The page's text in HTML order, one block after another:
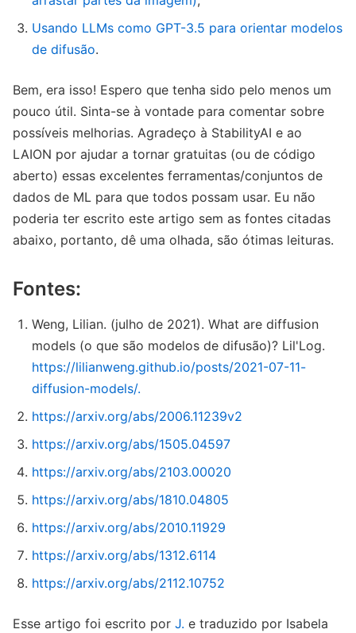
Usando LLMs como GPT-3.5 para orientar modelos
de difusão.
Bem, era isso! Espero que tenha sido pelo menos um
pouco útil. Sinta-se à vontade para comentar sobre
possíveis melhorias. Agradeço à StabilityAI e ao
LAION por ajudar a tornar gratuitas (ou de código
aberto) essas excelentes ferramentas/conjuntos de
dados de ML para que todos possam usar. Eu não
poderia ter escrito este artigo sem as fontes citadas
abaixo, portanto, dê uma olhada, são ótimas leituras.
Fontes:
Weng, Lilian. (julho de 2021). What are diffusion
models (o que são modelos de difusão)? Lil'Log.
https://lilianweng.github.io/posts/2021-07-11-
diffusion-models/.
https://arxiv.org/abs/2006.11239v2
https://arxiv.org/abs/1505.04597
https://arxiv.org/abs/2103.00020
https://arxiv.org/abs/1810.04805
https://arxiv.org/abs/2010.11929
https://arxiv.org/abs/1312.6114
https://arxiv.org/abs/2112.10752
Esse artigo foi escrito por J. e traduzido por Isabela